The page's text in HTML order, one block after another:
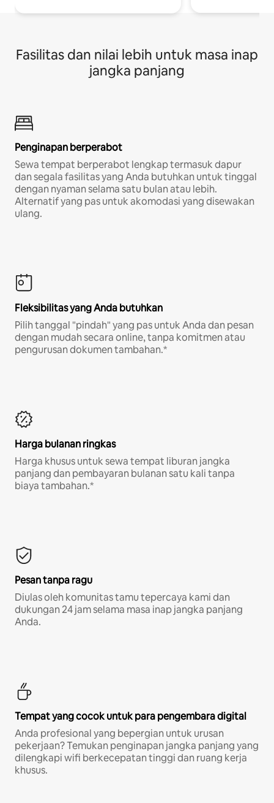
Fasilitas dan nilai lebih untuk masa inap
jangka panjang
Penginapan berperabot
Sewa tempat berperabot lengkap termasuk dapur
dan segala fasilitas yang Anda butuhkan untuk tinggal
dengan nyaman selama satu bulan atau lebih.
Alternatif yang pas untuk akomodasi yang disewakan
ulang.
Fleksibilitas yang Anda butuhkan
Pilih tanggal "pindah" yang pas untuk Anda dan pesan
dengan mudah secara online, tanpa komitmen atau
pengurusan dokumen tambahan.*
Harga bulanan ringkas
Harga khusus untuk sewa tempat liburan jangka
panjang dan pembayaran bulanan satu kali tanpa
biaya tambahan.*
Pesan tanpa ragu
Diulas oleh komunitas tamu tepercaya kami dan
dukungan 24 jam selama masa inap jangka panjang
Anda.
Tempat yang cocok untuk para pengembara digital
Anda profesional yang bepergian untuk urusan
pekerjaan? Temukan penginapan jangka panjang yang
dilengkapi wifi berkecepatan tinggi dan ruang kerja
khusus.